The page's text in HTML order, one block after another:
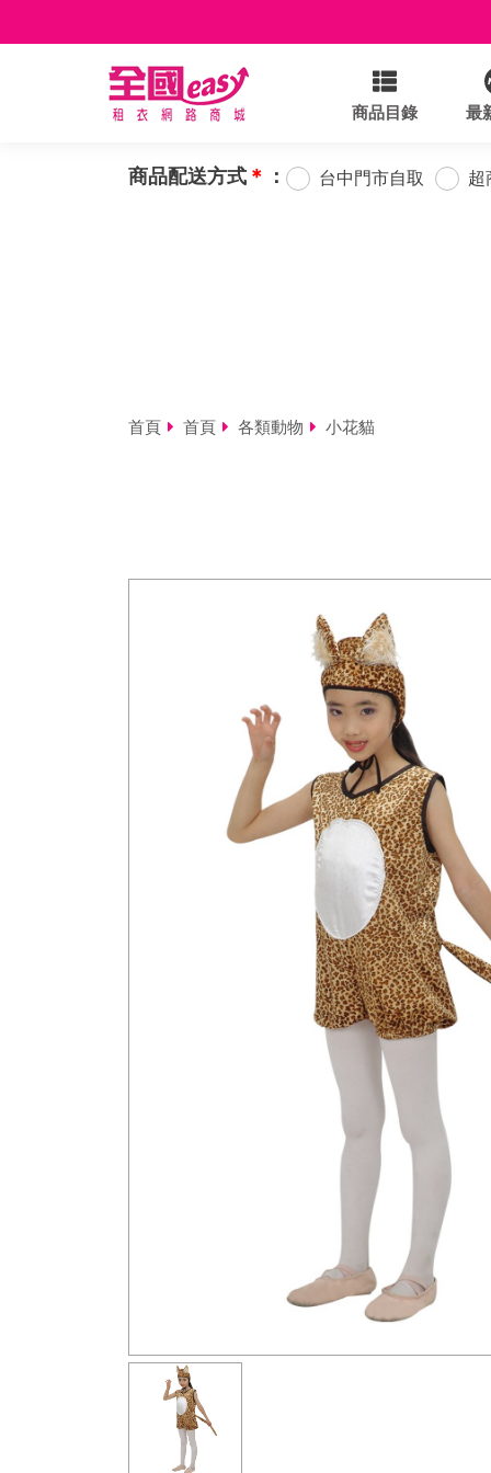
商品目錄 最
商品配送方式 ＊ ： 台中門市自取 超
首頁 首頁 各類動物 小花貓